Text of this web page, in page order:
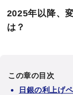
2025年以降、
は？
この章の目次
日銀の利上げ